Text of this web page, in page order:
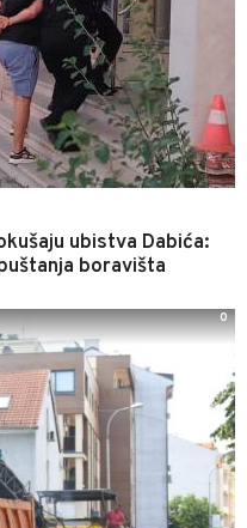
ubistva Dabića:
boravišta
0